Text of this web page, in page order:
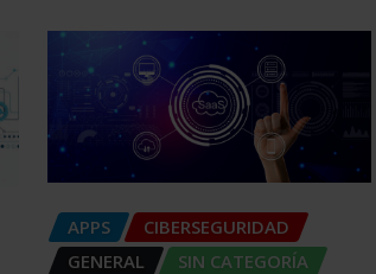
APPS
CIBERSEGURIDAD
GENERAL
SIN CATEGORÍA